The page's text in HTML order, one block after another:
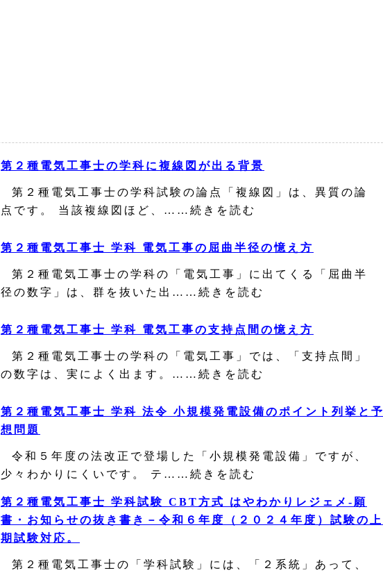
第２種電気工事士の学科に複線図が出る背景
第２種電気工事士の学科試験の論点「複線図」は、異質の論
点です。 当該複線図ほど、……続きを読む
第２種電気工事士 学科 電気工事の屈曲半径の憶え方
第２種電気工事士の学科の「電気工事」に出てくる「屈曲半
径の数字」は、群を抜いた出……続きを読む
第２種電気工事士 学科 電気工事の支持点間の憶え方
第２種電気工事士の学科の「電気工事」では、「支持点間」
の数字は、実によく出ます。……続きを読む
第２種電気工事士 学科 法令 小規模発電設備のポイント列挙と予
想問題
令和５年度の法改正で登場した「小規模発電設備」ですが、
少々わかりにくいです。 テ……続きを読む
第２種電気工事士 学科試験 CBT方式 はやわかりレジェメ‐願
書・お知らせの抜き書き－令和６年度（２０２４年度）試験の上
期試験対応。
第２種電気工事士の「学科試験」には、「２系統」あって、